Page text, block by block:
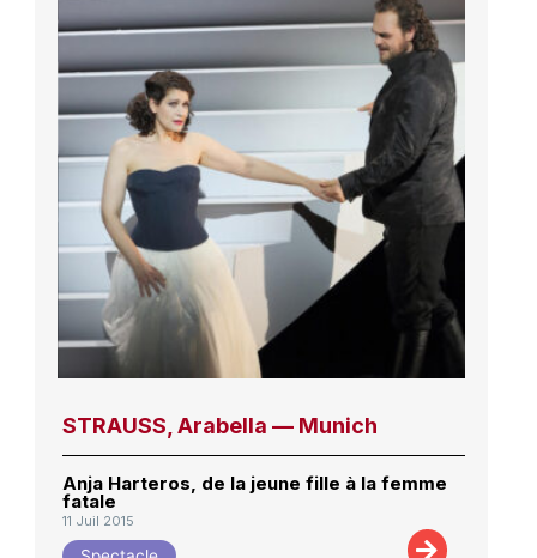
STRAUSS, Arabella — Munich
Anja Harteros, de la jeune fille à la femme
fatale
11 Juil 2015